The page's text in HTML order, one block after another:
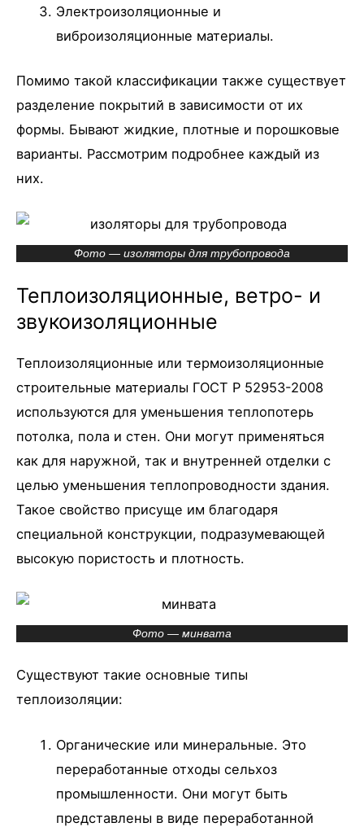
Электроизоляционные и
виброизоляционные материалы.
Помимо такой классификации также существует
разделение покрытий в зависимости от их
формы. Бывают жидкие, плотные и порошковые
варианты. Рассмотрим подробнее каждый из
них.
Фото — изоляторы для трубопровода
Теплоизоляционные, ветро- и
звукоизоляционные
Теплоизоляционные или термоизоляционные
строительные материалы ГОСТ Р 52953-2008
используются для уменьшения теплопотерь
потолка, пола и стен. Они могут применяться
как для наружной, так и внутренней отделки с
целью уменьшения теплопроводности здания.
Такое свойство присуще им благодаря
специальной конструкции, подразумевающей
высокую пористость и плотность.
Фото — минвата
Существуют такие основные типы
теплоизоляции:
Органические или минеральные. Это
переработанные отходы сельхоз
промышленности. Они могут быть
представлены в виде переработанной